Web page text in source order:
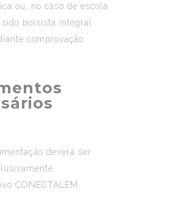
ou, no caso de escola
bolsista integral
comprovação.
deverá ser
CONECTALEM.